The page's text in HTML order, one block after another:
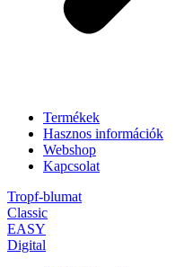
Termékek
Hasznos információk
Webshop
Kapcsolat
Tropf-blumat
Classic
EASY
Digital